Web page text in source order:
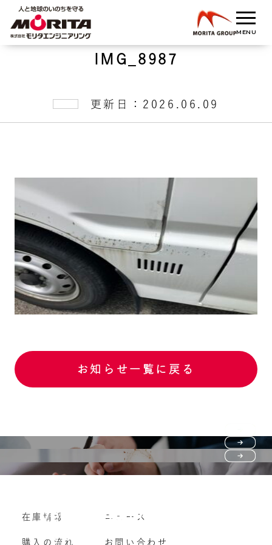
IMG_8987
更新日：2026.06.09
お知らせ一覧に戻る
購入の流れ
よくいただくご質問
Vehicle purchase
車両買い取り
在庫情報
購入の流れ
ニュース
お問い合わせ